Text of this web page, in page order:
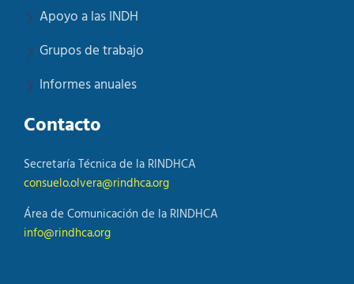
Apoyo a las INDH
Grupos de trabajo
Informes anuales
Contacto
Secretaría Técnica de la RINDHCA
consuelo.olvera@rindhca.org
Área de Comunicación de la RINDHCA
info@rindhca.org